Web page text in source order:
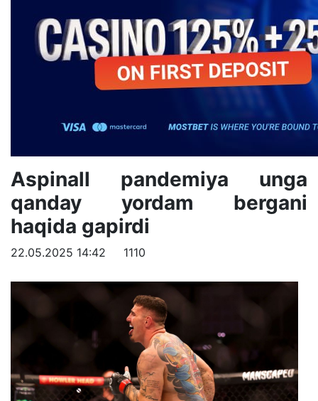
Aspinall pandemiya unga
qanday yordam bergani
haqida gapirdi
22.05.2025 14:42 1110